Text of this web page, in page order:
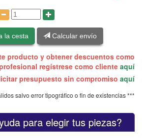
la cesta Calcular envío
producto y obtener descuentos como
regístrese como cliente aquí
presupuesto sin compromiso aquí
salvo error tipográfico o fin de existencias ***
para elegir tus piezas?